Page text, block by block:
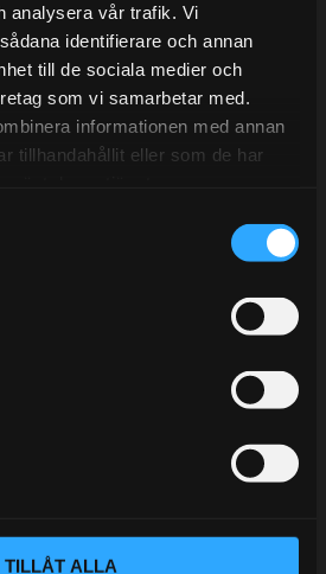
analysera vår trafik. Vi
identifierare och annan
till de sociala medier och
som vi samarbetar med.
informationen med annan
tillhandahållit eller som de har
TILLÅT ALLA